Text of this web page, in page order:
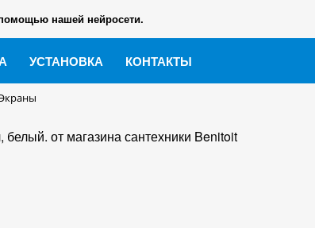
нашей нейросети.
УСТАНОВКА КОНТАКТЫ